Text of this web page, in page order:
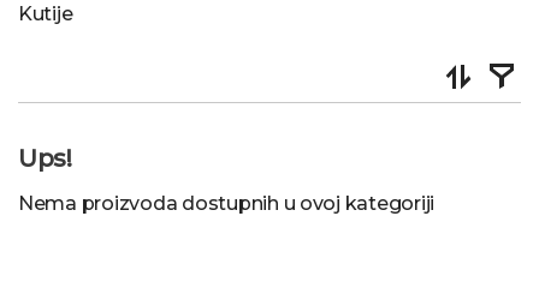
Kutije
Ups!
Nema proizvoda dostupnih u ovoj kategoriji